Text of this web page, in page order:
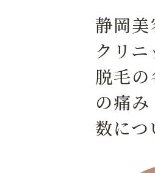
静岡
クリ
脱毛
の痛
数に